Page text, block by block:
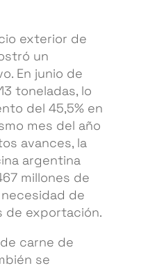
exterior de
un
En junio de
toneladas, lo
del 45,5% en
mes del año
avances, la
argentina
millones de
de
de exportación.
carne de
se